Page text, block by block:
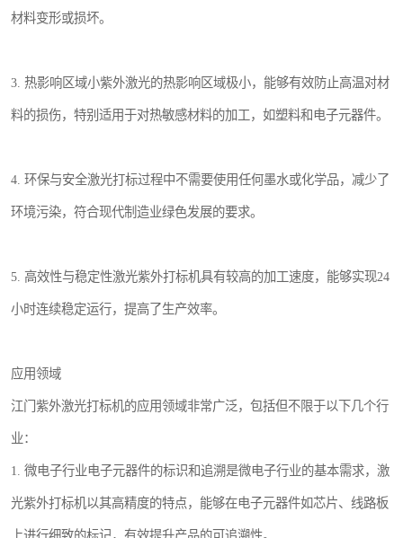
材料变形或损坏。
3. 热影响区域小紫外激光的热影响区域极小，能够有效防止高温对材
料的损伤，特别适用于对热敏感材料的加工，如塑料和电子元器件。
4. 环保与安全激光打标过程中不需要使用任何墨水或化学品，减少了
环境污染，符合现代制造业绿色发展的要求。
5. 高效性与稳定性激光紫外打标机具有较高的加工速度，能够实现24
小时连续稳定运行，提高了生产效率。
应用领域
江门紫外激光打标机的应用领域非常广泛，包括但不限于以下几个行
业：
1. 微电子行业电子元器件的标识和追溯是微电子行业的基本需求，激
光紫外打标机以其高精度的特点，能够在电子元器件如芯片、线路板